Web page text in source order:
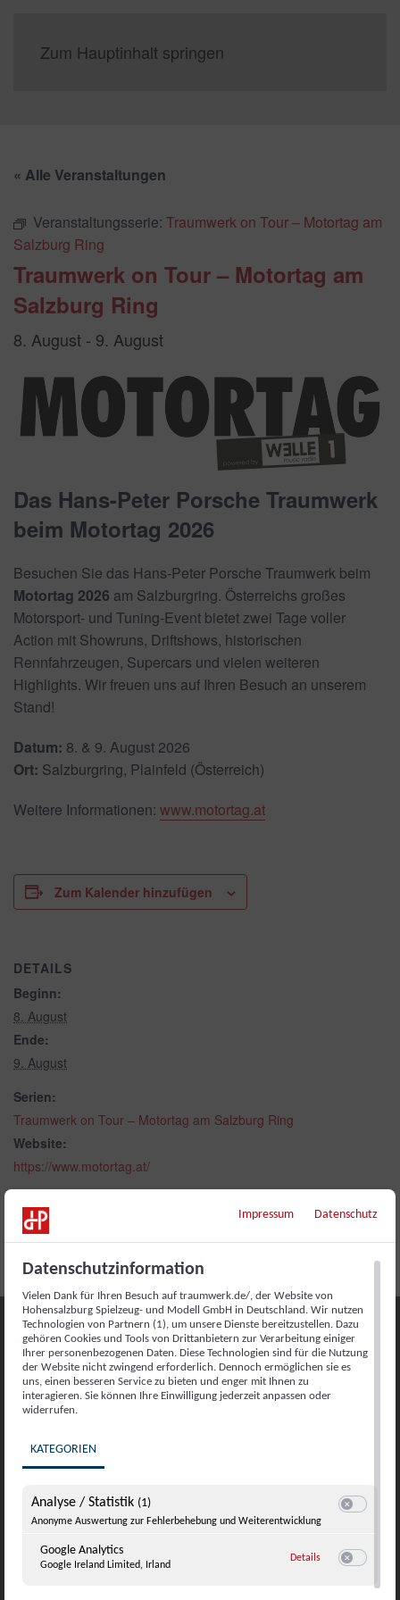
Zum Hauptinhalt springen
« Alle Veranstaltungen
Veranstaltungsserie: Traumwerk on Tour – Motortag am
Salzburg Ring
Traumwerk on Tour – Motortag am
Salzburg Ring
8. August - 9. August
Das Hans-Peter Porsche Traumwerk
beim Motortag 2026
Besuchen Sie das Hans-Peter Porsche Traumwerk beim
Motortag 2026 am Salzburgring. Österreichs großes
Motorsport- und Tuning-Event bietet zwei Tage voller
Action mit Showruns, Driftshows, historischen
Rennfahrzeugen, Supercars und vielen weiteren
Highlights. Wir freuen uns auf Ihren Besuch an unserem
Stand!
Datum: 8. & 9. August 2026
Ort: Salzburgring, Plainfeld (Österreich)
Weitere Informationen: www.motortag.at
Zum Kalender hinzufügen
DETAILS
Beginn:
8. August
Ende:
9. August
Serien:
Traumwerk on Tour – Motortag am Salzburg Ring
Website:
https://www.motortag.at/
Sommerabend am Feuer
Ihr Tisch im Restaurant Pepito
Reservieren Sie online für bis zu 8 Personen
– und freuen Sie sich auf unvergessliche
Impressum Datenschutz
Datenschutzinformation
Vielen Dank für Ihren Besuch auf traumwerk.de/, der Website von
Hohensalzburg Spielzeug- und Modell GmbH in Deutschland. Wir nutzen
Technologien von Partnern (1), um unsere Dienste bereitzustellen. Dazu
gehören Cookies und Tools von Drittanbietern zur Verarbeitung einiger
Ihrer personenbezogenen Daten. Diese Technologien sind für die Nutzung
der Website nicht zwingend erforderlich. Dennoch ermöglichen sie es
uns, einen besseren Service zu bieten und enger mit Ihnen zu
interagieren. Sie können Ihre Einwilligung jederzeit anpassen oder
widerrufen.
KATEGORIEN
Analyse / Statistik (1)
Anonyme Auswertung zur Fehlerbehebung und Weiterentwicklung
Google Analytics
Google Ireland Limited, Irland
Details zu Google